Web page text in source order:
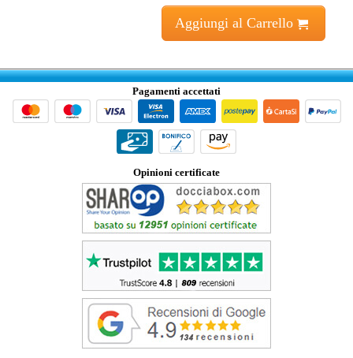
Aggiungi al Carrello
Pagamenti accettati
Opinioni certificate